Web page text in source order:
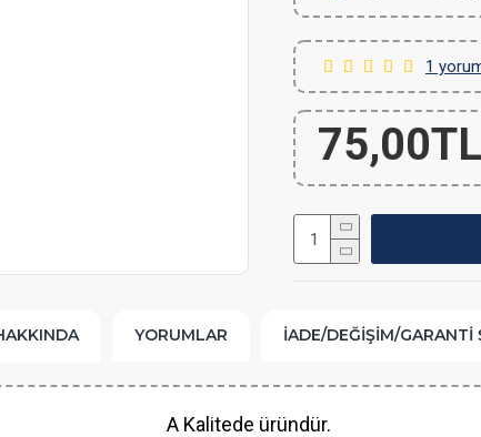
1
75,00TL
YORUMLAR İADE/DEĞIŞIM/GARANTI
A Kalitede üründür.